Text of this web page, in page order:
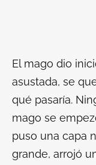
El mago dio
asustada, se
qué pasaría.
mago se
puso una capa
grande, arrojó